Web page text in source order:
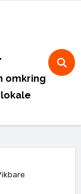
omkring